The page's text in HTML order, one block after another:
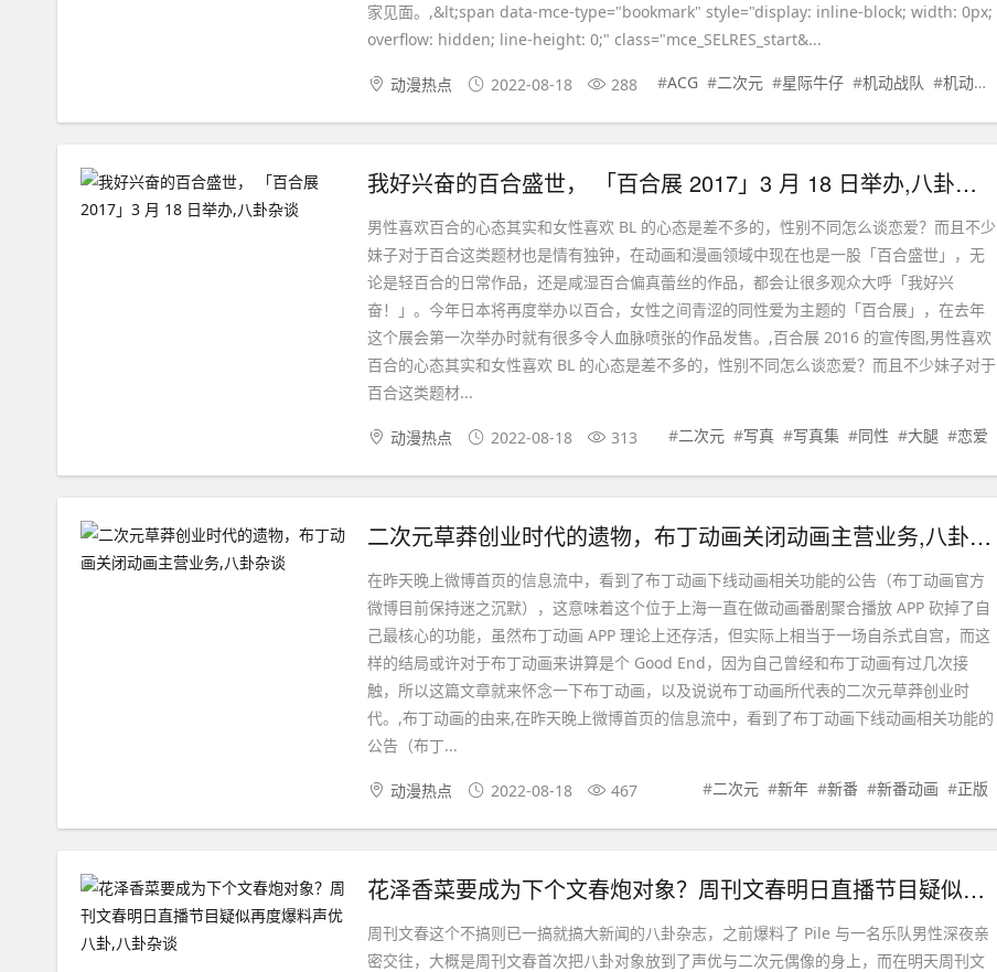
家见面。,&lt;span data-mce-type="bookmark" style="display: inline-block; width: 0px;
overflow: hidden; line-height: 0;" class="mce_SELRES_start&...
动漫热点 2022-08-18 288 #ACG #二次元 #星际牛仔 #机动战队 #机动战队大作战
我好兴奋的百合盛世， 「百合展 2017」3 月 18 日举办,八卦杂谈
男性喜欢百合的心态其实和女性喜欢 BL 的心态是差不多的，性别不同怎么谈恋爱？而且不少
妹子对于百合这类题材也是情有独钟，在动画和漫画领域中现在也是一股「百合盛世」，无
论是轻百合的日常作品，还是咸湿百合偏真蕾丝的作品，都会让很多观众大呼「我好兴
奋！」。今年日本将再度举办以百合，女性之间青涩的同性爱为主题的「百合展」，在去年
这个展会第一次举办时就有很多令人血脉喷张的作品发售。,百合展 2016 的宣传图,男性喜欢
百合的心态其实和女性喜欢 BL 的心态是差不多的，性别不同怎么谈恋爱？而且不少妹子对于
百合这类题材...
动漫热点 2022-08-18 313 #二次元 #写真 #写真集 #同性 #大腿 #恋爱
二次元草莽创业时代的遗物，布丁动画关闭动画主营业务,八卦杂谈
在昨天晚上微博首页的信息流中，看到了布丁动画下线动画相关功能的公告（布丁动画官方
微博目前保持迷之沉默），这意味着这个位于上海一直在做动画番剧聚合播放 APP 砍掉了自
己最核心的功能，虽然布丁动画 APP 理论上还存活，但实际上相当于一场自杀式自宫，而这
样的结局或许对于布丁动画来讲算是个 Good End，因为自己曾经和布丁动画有过几次接
触，所以这篇文章就来怀念一下布丁动画，以及说说布丁动画所代表的二次元草莽创业时
代。,布丁动画的由来,在昨天晚上微博首页的信息流中，看到了布丁动画下线动画相关功能的
公告（布丁...
动漫热点 2022-08-18 467 #二次元 #新年 #新番 #新番动画 #正版
花泽香菜要成为下个文春炮对象？周刊文春明日直播节目疑似再度爆料声优八卦,八卦杂谈
周刊文春这个不搞则已一搞就搞大新闻的八卦杂志，之前爆料了 Pile 与一名乐队男性深夜亲
密交往，大概是周刊文春首次把八卦对象放到了声优与二次元偶像的身上，而在明天周刊文